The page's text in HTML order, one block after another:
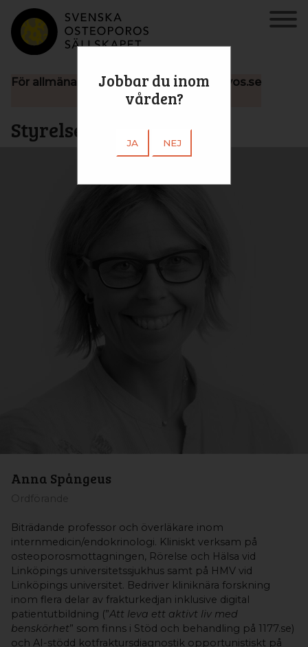
Jobbar du inom
vården?
JA NEJ
För allmäna frågor till styrelsen:info@svos.se
Styrelsen
Anna Spångeus
Ordförande
Biträdande professor och överläkare inom
internmedicin/endokrinologi. Kliniskt verksam på
osteoporosmottagningen, Rörelse och Hälsa vid
Linköpings universitetssjukhus samt på HMV vid
Linköpings universitet. Bedriver kliniknära forskning
inom flera delar av frakturkedjan inklusive digital
patientutbildning (”Att leva ett aktivt liv med
benskörhet” som finns i Stöd och behandling på 1177.se)
och AI-stödd kotfraktursdiagnostik opportunistiskt på